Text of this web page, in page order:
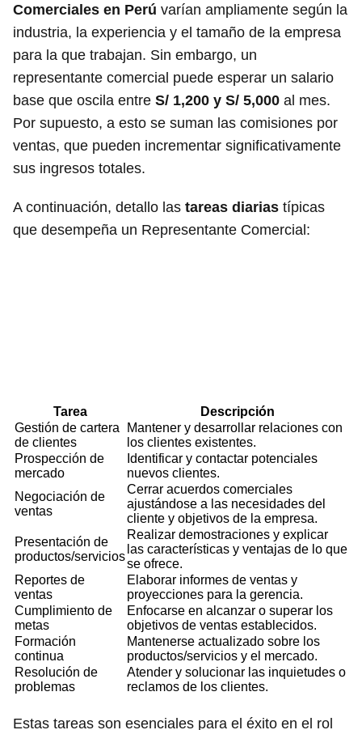
Comerciales en Perú varían ampliamente según la
industria, la experiencia y el tamaño de la empresa
para la que trabajan. Sin embargo, un
representante comercial puede esperar un salario
base que oscila entre S/ 1,200 y S/ 5,000 al mes.
Por supuesto, a esto se suman las comisiones por
ventas, que pueden incrementar significativamente
sus ingresos totales.
A continuación, detallo las tareas diarias típicas
que desempeña un Representante Comercial:
Tarea
Descripción
Gestión de cartera
de clientes
Mantener y desarrollar relaciones con
los clientes existentes.
Prospección de
mercado
Identificar y contactar potenciales
nuevos clientes.
Negociación de
ventas
Cerrar acuerdos comerciales
ajustándose a las necesidades del
cliente y objetivos de la empresa.
Presentación de
productos/servicios
Realizar demostraciones y explicar
las características y ventajas de lo que
se ofrece.
Reportes de
ventas
Elaborar informes de ventas y
proyecciones para la gerencia.
Cumplimiento de
metas
Enfocarse en alcanzar o superar los
objetivos de ventas establecidos.
Formación
continua
Mantenerse actualizado sobre los
productos/servicios y el mercado.
Resolución de
problemas
Atender y solucionar las inquietudes o
reclamos de los clientes.
Estas tareas son esenciales para el éxito en el rol